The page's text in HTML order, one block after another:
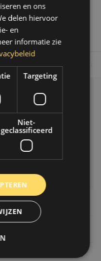
Op werkdagen voor 14.00 uur
en ons
delen hiervoor
en
informatie zie
Targeting
Niet-
geclassificeerd